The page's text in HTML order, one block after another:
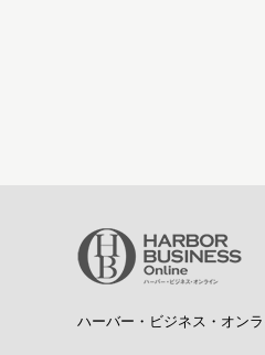
ハーバー・ビジネス・オン